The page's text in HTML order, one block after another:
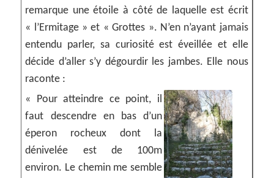
remarque une étoile à côté de laquelle est écrit
« l’Ermitage » et « Grottes ». N’en n’ayant jamais
entendu parler, sa curiosité est éveillée et elle
décide d’aller s’y dégourdir les jambes. Elle nous
raconte :
« Pour atteindre ce point, il
faut descendre en bas d’un
éperon rocheux dont la
dénivelée est de 100m
environ. Le chemin me semble